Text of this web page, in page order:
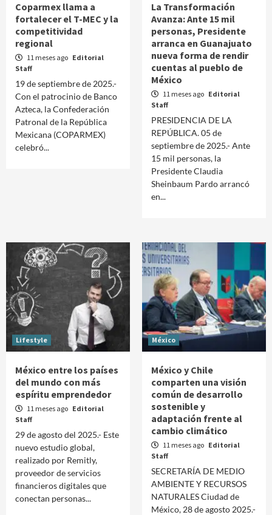
Coparmex llama a
fortalecer el T-MEC y la
competitividad
regional
11 meses ago Editorial
Staff
19 de septiembre de 2025.-
Con el patrocinio de Banco
Azteca, la Confederación
Patronal de la República
Mexicana (COPARMEX)
celebró...
La Transformación
Avanza: Ante 15 mil
personas, Presidente
arranca en Guanajuato
nueva forma de rendir
cuentas al pueblo de
México
11 meses ago Editorial
Staff
PRESIDENCIA DE LA
REPÚBLICA. 05 de
septiembre de 2025.- Ante
15 mil personas, la
Presidente Claudia
Sheinbaum Pardo arrancó
en...
Lifestyle
México entre los países
del mundo con más
espíritu emprendedor
11 meses ago Editorial
Staff
29 de agosto del 2025.- Este
nuevo estudio global,
realizado por Remitly,
proveedor de servicios
financieros digitales que
conectan personas...
México
México y Chile
comparten una visión
común de desarrollo
sostenible y
adaptación frente al
cambio climático
11 meses ago Editorial
Staff
SECRETARÍA DE MEDIO
AMBIENTE Y RECURSOS
NATURALES Ciudad de
México, 28 de agosto 2025.-